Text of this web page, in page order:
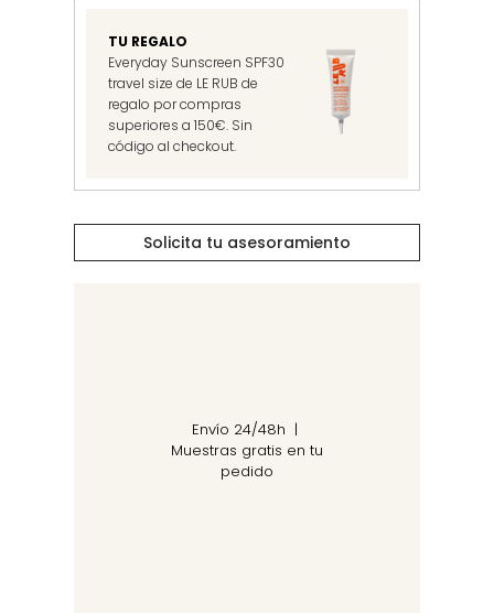
TU REGALO
Everyday Sunscreen SPF30
travel size de LE RUB de
regalo por compras
superiores a 150€. Sin
código al checkout.
Solicita tu asesoramiento
Envío 24/48h |
Muestras gratis en tu
pedido